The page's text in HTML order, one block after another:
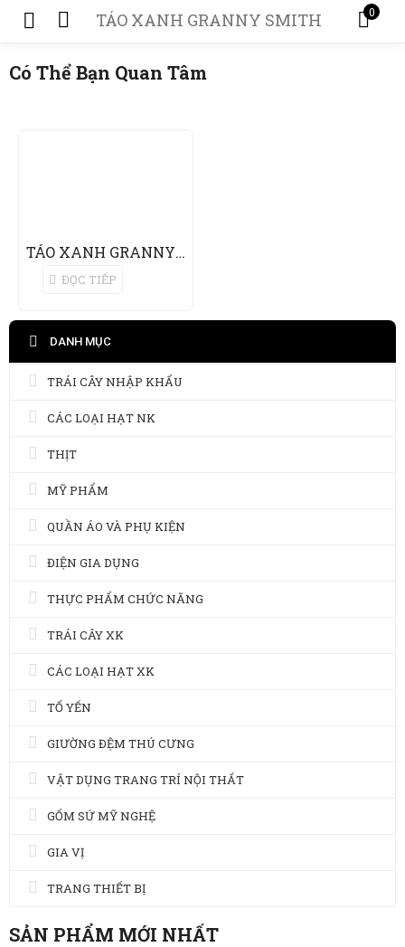
TÁO XANH GRANNY SMITH 0
Có Thể Bạn Quan Tâm
TÁO XANH GRANNY SMITH
ĐỌC TIẾP
DANH MỤC
TRÁI CÂY NHẬP KHẨU
CÁC LOẠI HẠT NK
THỊT
MỸ PHẨM
QUẦN ÁO VÀ PHỤ KIỆN
ĐIỆN GIA DỤNG
THỰC PHẨM CHỨC NĂNG
TRÁI CÂY XK
CÁC LOẠI HẠT XK
TỔ YẾN
GIƯỜNG ĐỆM THÚ CƯNG
VẬT DỤNG TRANG TRÍ NỘI THẤT
GỐM SỨ MỸ NGHỆ
GIA VỊ
TRANG THIẾT BỊ
SẢN PHẨM MỚI NHẤT